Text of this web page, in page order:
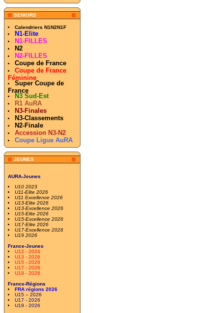
SENIORS
Calendriers N1N2N1F
N1-Elite
N1-FILLES
N2
N2-FILLES
Coupe de France
Coupe de France
Féminine
Super Coupe de
France
N3 Sud-Est
R1 AuRA
N3-Finales
N3-Classements
N2-Finale
Accession N3-N2
Coupe Ligue AuRA
JEUNES
AURA-Jeunes
U10 2023
U11-Elite 2026
U11 Excellence 2026
U13-Elite 2026
U13-Excellence 2026
U15-Elite 2026
U15-Excellence 2026
U17-Elite 2026
U17-Excellence 2026
U19 2026
France-Jeunes
U12 - 2024
U13 - 2026
U15 - 2026
U17 - 2026
U19 - 2026
France-Régions
FRA régions 2026
U15 – 2026
U17 - 2026
U19 - 2026